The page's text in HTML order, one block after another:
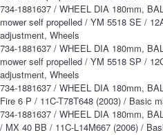
734-1881637 / WHEEL DIA 180mm,
mower self propelled / YM 5518 SE /
adjustment, Wheels
734-1881637 / WHEEL DIA 180mm,
mower self propelled / YM 5518 SP /
adjustment, Wheels
734-1881637 / WHEEL DIA 180mm,
Fire 6 P / 11C-T78T648 (2003) / Basic
734-1881637 / WHEEL DIA 180mm,
/ MX 40 BB / 11C-L14M667 (2006) /